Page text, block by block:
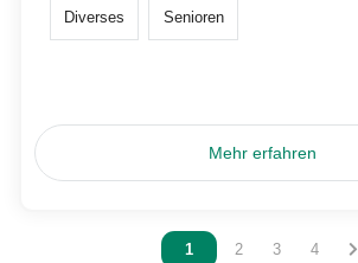
Diverses Senioren
Mehr erfahren
Vous êtes sur la page
1 Vous êtes sur la
2 Vous êtes
3 Vous
4